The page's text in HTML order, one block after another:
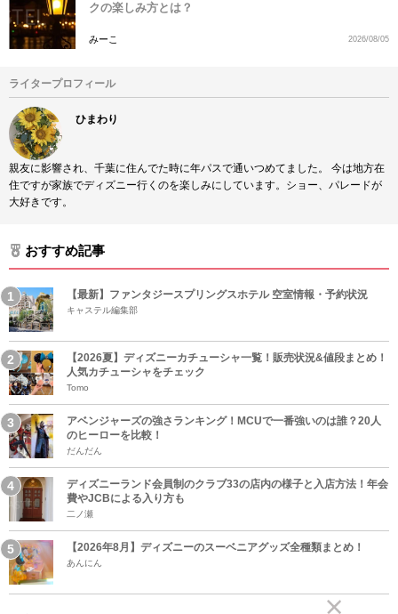
クの楽しみ方とは？
みーこ 2026/08/05
ライタープロフィール
ひまわり
親友に影響され、千葉に住んでた時に年パスで通いつめてました。 今は地方在
住ですが家族でディズニー行くのを楽しみにしています。ショー、パレードが
大好きです。
おすすめ記事
【最新】ファンタジースプリングスホテル 空室情報・予約状況
キャステル編集部
【2026夏】ディズニーカチューシャ一覧！販売状況&値段まとめ！
人気カチューシャをチェック
Tomo
アベンジャーズの強さランキング！MCUで一番強いのは誰？20人
のヒーローを比較！
だんだん
ディズニーランド会員制のクラブ33の店内の様子と入店方法！年会
費やJCBによる入り方も
二ノ瀬
【2026年8月】ディズニーのスーベニアグッズ全種類まとめ！
あんにん